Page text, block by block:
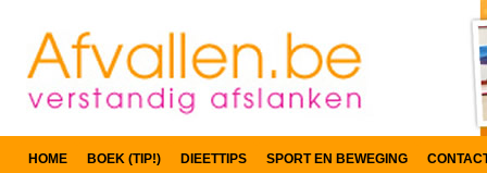
HOME BOEK (TIP!) DIEETTIPS SPORT EN BEWEGING